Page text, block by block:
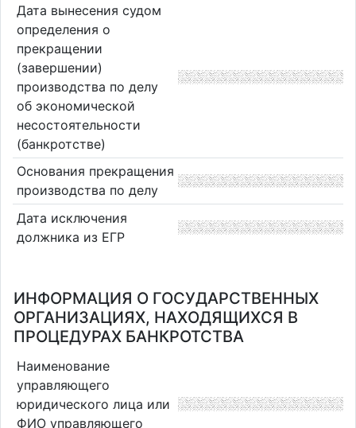
Дата вынесения судом
определения о
прекращении
(завершении)
производства по делу
об экономической
несостоятельности
(банкротстве)
Основания прекращения
производства по делу
Дата исключения
должника из ЕГР
ИНФОРМАЦИЯ О ГОСУДАРСТВЕННЫХ
ОРГАНИЗАЦИЯХ, НАХОДЯЩИХСЯ В
ПРОЦЕДУРАХ БАНКРОТСТВА
Наименование
управляющего
юридического лица или
ФИО управляющего